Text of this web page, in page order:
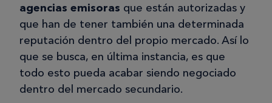
agencias emisoras que están autorizadas y
que han de tener también una determinada
reputación dentro del propio mercado. Así lo
que se busca, en última instancia, es que
todo esto pueda acabar siendo negociado
dentro del mercado secundario.